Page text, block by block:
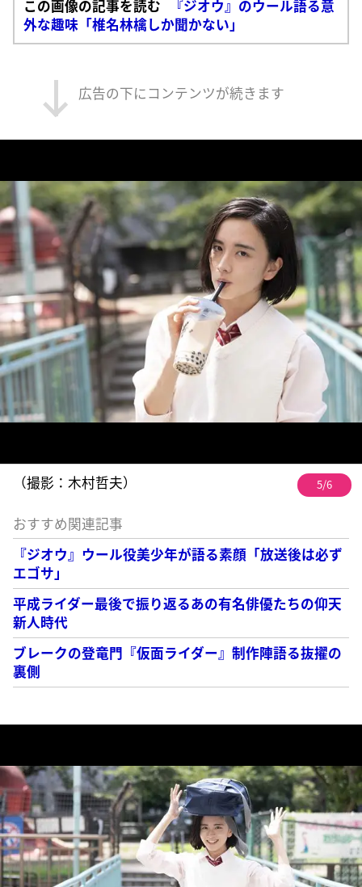
この画像の記事を読む
『ジオウ』のウール語る意
外な趣味「椎名林檎しか聞かない」
広告の下にコンテンツが続きます
（撮影：木村哲夫） 5/6
おすすめ関連記事
『ジオウ』ウール役美少年が語る素顔「放送後は必ず
エゴサ」
平成ライダー最後で振り返るあの有名俳優たちの仰天
新人時代
ブレークの登竜門『仮面ライダー』制作陣語る抜擢の
裏側